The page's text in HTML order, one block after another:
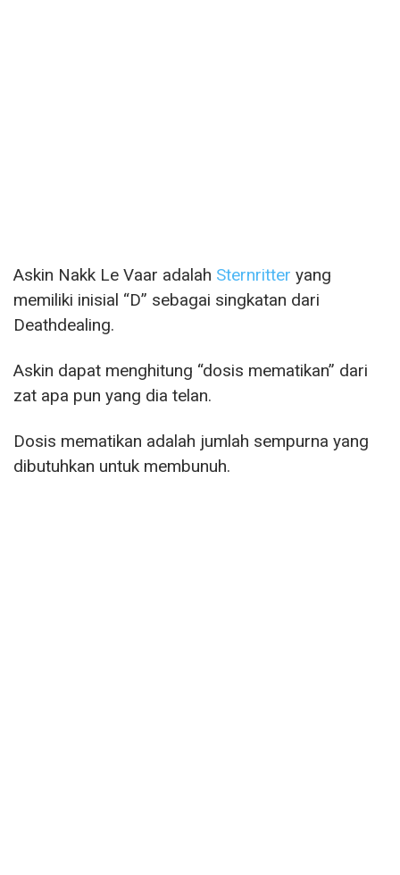
Askin Nakk Le Vaar adalah Sternritter yang
memiliki inisial “D” sebagai singkatan dari
Deathdealing.
Askin dapat menghitung “dosis mematikan” dari
zat apa pun yang dia telan.
Dosis mematikan adalah jumlah sempurna yang
dibutuhkan untuk membunuh.